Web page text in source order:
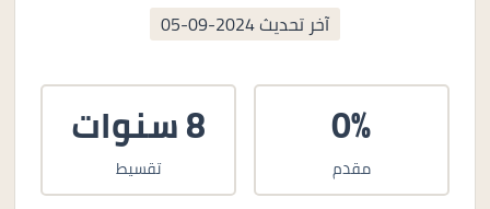
آخر تحديث2024-09-05
0%
مقدم
8 سنوات
تقسيط